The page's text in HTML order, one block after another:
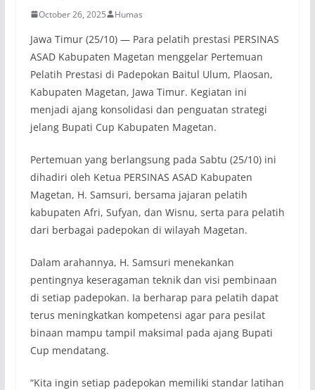
October 26, 2025 Humas
Jawa Timur (25/10) — Para pelatih prestasi PERSINAS
ASAD Kabupaten Magetan menggelar Pertemuan
Pelatih Prestasi di Padepokan Baitul Ulum, Plaosan,
Kabupaten Magetan, Jawa Timur. Kegiatan ini
menjadi ajang konsolidasi dan penguatan strategi
jelang Bupati Cup Kabupaten Magetan.
Pertemuan yang berlangsung pada Sabtu (25/10) ini
dihadiri oleh Ketua PERSINAS ASAD Kabupaten
Magetan, H. Samsuri, bersama jajaran pelatih
kabupaten Afri, Sufyan, dan Wisnu, serta para pelatih
dari berbagai padepokan di wilayah Magetan.
Dalam arahannya, H. Samsuri menekankan
pentingnya keseragaman teknik dan visi pembinaan
di setiap padepokan. Ia berharap para pelatih dapat
terus meningkatkan kompetensi agar para pesilat
binaan mampu tampil maksimal pada ajang Bupati
Cup mendatang.
“Kita ingin setiap padepokan memiliki standar latihan